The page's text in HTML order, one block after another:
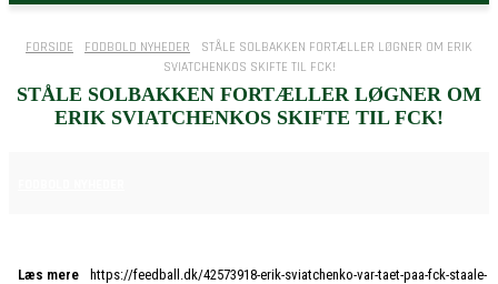
FORSIDE FODBOLD NYHEDER
STÅLE SOLBAKKEN FORTÆLLER LØGNER OM ERIK
SVIATCHENKOS SKIFTE TIL FCK!
STÅLE SOLBAKKEN FORTÆLLER LØGNER OM
ERIK SVIATCHENKOS SKIFTE TIL FCK!
Læs mere
https://feedball.dk/42573918-erik-sviatchenko-var-taet-paa-fck-staale-